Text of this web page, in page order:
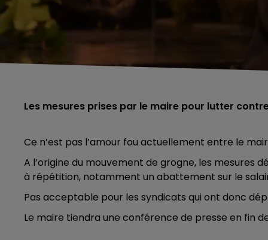
Les mesures prises par le maire pour lutter
Ce n’est pas l’amour fou actuellement entre le
A l’origine du mouvement de grogne, les mesures
à répétition, notamment un abattement sur le
Pas acceptable pour les syndicats qui ont donc
Le maire tiendra une conférence de presse en fin